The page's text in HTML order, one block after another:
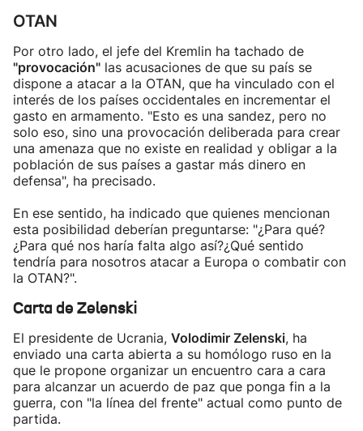
OTAN
Por otro lado, el jefe del Kremlin ha tachado de
"provocación" las acusaciones de que su país se
dispone a atacar a la OTAN, que ha vinculado con el
interés de los países occidentales en incrementar el
gasto en armamento. "Esto es una sandez, pero no
solo eso, sino una provocación deliberada para crear
una amenaza que no existe en realidad y obligar a la
población de sus países a gastar más dinero en
defensa", ha precisado.
En ese sentido, ha indicado que quienes mencionan
esta posibilidad deberían preguntarse: "¿Para qué?
¿Para qué nos haría falta algo así?¿Qué sentido
tendría para nosotros atacar a Europa o combatir con
la OTAN?".
Carta de Zelenski
El presidente de Ucrania, Volodimir Zelenski, ha
enviado una carta abierta a su homólogo ruso en la
que le propone organizar un encuentro cara a cara
para alcanzar un acuerdo de paz que ponga fin a la
guerra, con "la línea del frente" actual como punto de
partida.